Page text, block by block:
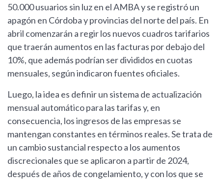
50.000 usuarios sin luz en el AMBA y se registró un
apagón en Córdoba y provincias del norte del país. En
abril comenzarán a regir los nuevos cuadros tarifarios
que traerán aumentos en las facturas por debajo del
10%, que además podrían ser divididos en cuotas
mensuales, según indicaron fuentes oficiales.
Luego, la idea es definir un sistema de actualización
mensual automático para las tarifas y, en
consecuencia, los ingresos de las empresas se
mantengan constantes en términos reales. Se trata de
un cambio sustancial respecto a los aumentos
discrecionales que se aplicaron a partir de 2024,
después de años de congelamiento, y con los que se